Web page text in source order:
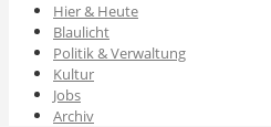
Hier & Heute
Blaulicht
Politik & Verwaltung
Kultur
Jobs
Archiv